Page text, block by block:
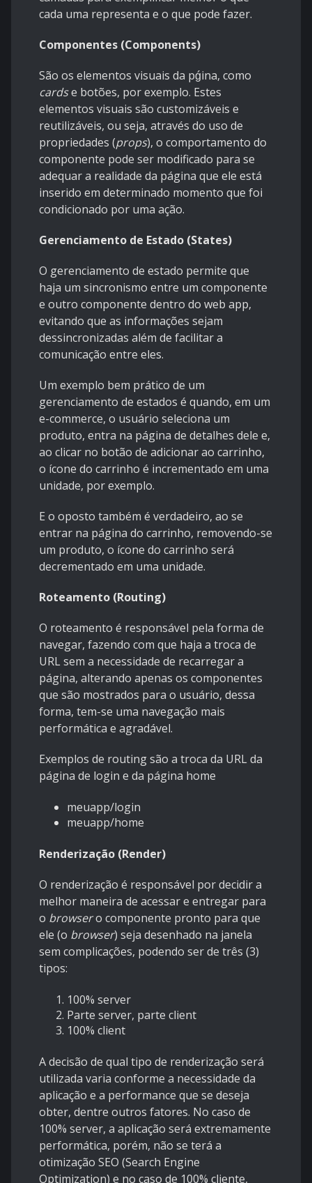
cada uma representa e o que pode fazer.
Componentes (Components)
São os elementos visuais da pǵina, como
cardse botões, por exemplo. Estes
elementos visuais são customizáveis e
reutilizáveis, ou seja, através do uso de
propriedades (props), o comportamento do
componente pode ser modificado para se
adequar a realidade da página que ele está
inserido em determinado momento que foi
condicionado por uma ação.
Gerenciamento de Estado (States)
O gerenciamento de estado permite que
haja um sincronismo entre um componente
e outro componente dentro do web app,
evitando que as informações sejam
dessincronizadas além de facilitar a
comunicação entre eles.
Um exemplo bem prático de um
gerenciamento de estados é quando, em um
e-commerce, o usuário seleciona um
produto, entra na página de detalhes dele e,
ao clicar no botão de adicionar ao carrinho,
o ícone do carrinho é incrementado em uma
unidade, por exemplo.
E o oposto também é verdadeiro, ao se
entrar na página do carrinho, removendo-se
um produto, o ícone do carrinho será
decrementado em uma unidade.
Roteamento (Routing)
O roteamento é responsável pela forma de
navegar, fazendo com que haja a troca de
URL sem a necessidade de recarregar a
página, alterando apenas os componentes
que são mostrados para o usuário, dessa
forma, tem-se uma navegação mais
performática e agradável.
Exemplos de routing são a troca da URL da
página de login e da página home
meuapp/login
meuapp/home
Renderização (Render)
O renderização é responsável por decidir a
melhor maneira de acessar e entregar para
o browsero componente pronto para que
ele (o browser) seja desenhado na janela
sem complicações, podendo ser de três (3)
tipos:
100% server
Parte server, parte client
100% client
A decisão de qual tipo de renderização será
utilizada varia conforme a necessidade da
aplicação e a performance que se deseja
obter, dentre outros fatores. No caso de
100% server, a aplicação será extremamente
performática, porém, não se terá a
otimização SEO (Search Engine
Optimization) e no caso de 100% cliente,